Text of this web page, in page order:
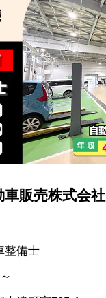
車販売株式会
整備士